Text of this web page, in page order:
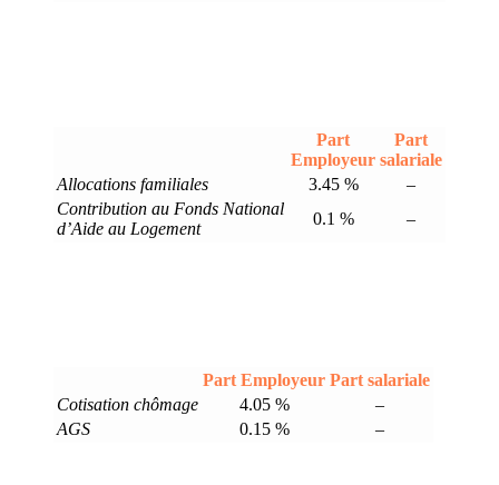
Part
Employeur
Part
salariale
Allocations familiales
3.45 %
–
Contribution au Fonds National
d’Aide au Logement
0.1 % –
Part Employeur Part salariale
Cotisation chômage
4.05 %
–
AGS
0.15 % –